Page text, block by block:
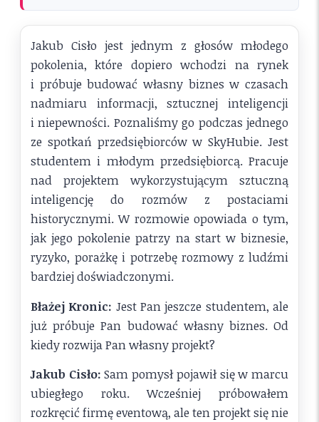
Jakub Cisło jest jednym z głosów młodego
pokolenia, które dopiero wchodzi na rynek
i próbuje budować własny biznes w czasach
nadmiaru informacji, sztucznej inteligencji
i niepewności. Poznaliśmy go podczas jednego
ze spotkań przedsiębiorców w SkyHubie. Jest
studentem i młodym przedsiębiorcą. Pracuje
nad projektem wykorzystującym sztuczną
inteligencję do rozmów z postaciami
historycznymi. W rozmowie opowiada o tym,
jak jego pokolenie patrzy na start w biznesie,
ryzyko, porażkę i potrzebę rozmowy z ludźmi
bardziej doświadczonymi.
Błażej Kronic: Jest Pan jeszcze studentem, ale
już próbuje Pan budować własny biznes. Od
kiedy rozwija Pan własny projekt?
Jakub Cisło: Sam pomysł pojawił się w marcu
ubiegłego roku. Wcześniej próbowałem
rozkręcić firmę eventową, ale ten projekt się nie